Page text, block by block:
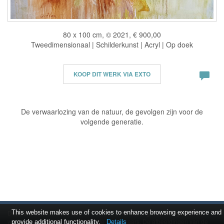
80 x 100 cm, © 2021, € 900,00
Tweedimensionaal | Schilderkunst | Acryl | Op doek
KOOP DIT WERK VIA EXTO
De verwaarlozing van de natuur, de gevolgen zijn voor de
volgende generatie.
Deze site is onderdeel vanwww.exto.art . Het copyright op alle getoonde
werken berust bij de desbetreffende kunstenaars. De afbeeldingen van de
This website makes use of cookies to enhance browsing experience and
provide additional functionality.
Details